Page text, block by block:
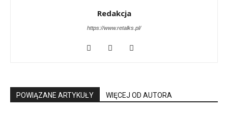
Redakcja
https://www.retalks.pl/
POWIĄZANE ARTYKUŁY WIĘCEJ OD AUTORA